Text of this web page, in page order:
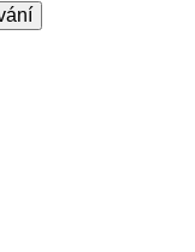
republice